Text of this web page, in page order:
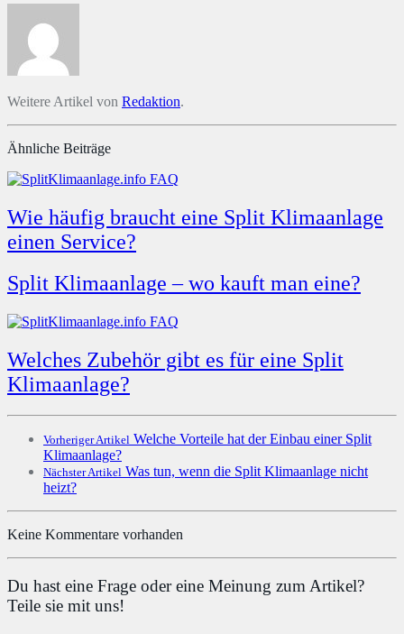
Weitere Artikel von Redaktion.
Ähnliche Beiträge
Wie häufig braucht eine Split Klimaanlage
einen Service?
Split Klimaanlage – wo kauft man eine?
Welches Zubehör gibt es für eine Split
Klimaanlage?
Vorheriger Artikel Welche Vorteile hat der Einbau einer Split
Klimaanlage?
Nächster Artikel Was tun, wenn die Split Klimaanlage nicht
heizt?
Keine Kommentare vorhanden
Du hast eine Frage oder eine Meinung zum Artikel?
Teile sie mit uns!